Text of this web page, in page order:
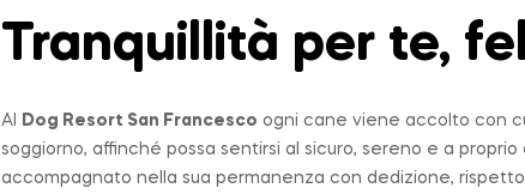
Tranquillità per te,
Al Dog Resort San Francesco ogni cane viene accolto con
soggiorno, affinché possa sentirsi al sicuro, sereno e a
accompagnato nella sua permanenza con dedizione,